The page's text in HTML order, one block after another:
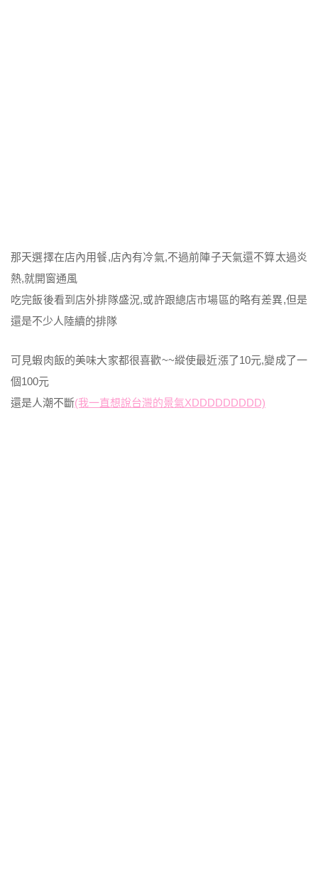
那天選擇在店內用餐,店內有冷氣,不過前陣子天氣還不算太過炎
熱,就開窗通風
吃完飯後看到店外排隊盛況,或許跟總店市場區的略有差異,但是
還是不少人陸續的排隊
可見蝦肉飯的美味大家都很喜歡~~縱使最近漲了10元,變成了一
個100元
還是人潮不斷(我一直想說台灣的景氣XDDDDDDDDD)